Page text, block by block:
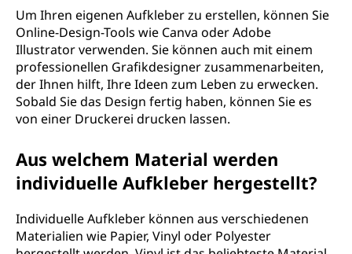
Um Ihren eigenen Aufkleber zu erstellen, können Sie
Online-Design-Tools wie Canva oder Adobe
Illustrator verwenden. Sie können auch mit einem
professionellen Grafikdesigner zusammenarbeiten,
der Ihnen hilft, Ihre Ideen zum Leben zu erwecken.
Sobald Sie das Design fertig haben, können Sie es
von einer Druckerei drucken lassen.
Aus welchem Material werden
individuelle Aufkleber hergestellt?
Individuelle Aufkleber können aus verschiedenen
Materialien wie Papier, Vinyl oder Polyester